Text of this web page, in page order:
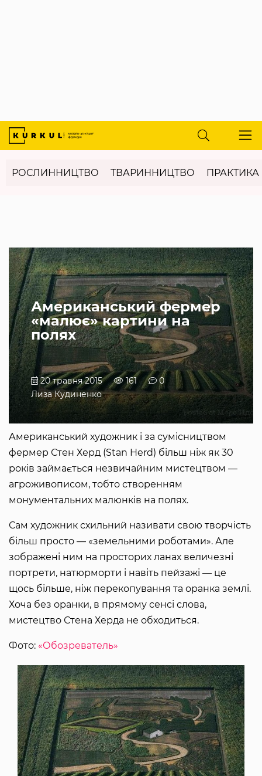
РОСЛИННИЦТВО ТВАРИННИЦТВО ПРАКТИКА
Американський фермер
«малює» картини на
полях
20 травня 2015 161
0
Лиза Кудиненко
Американський художник і за сумісництвом
фермер Стен Херд (Stan Herd) більш ніж як 30
років займається незвичайним мистецтвом —
агроживописом, тобто створенням
монументальних малюнків на полях.
Сам художник схильний називати свою творчість
більш просто — «земельними роботами». Але
зображені ним на просторих ланах величезні
портрети, натюрморти і навіть пейзажі — це
щось більше, ніж перекопування та оранка землі.
Хоча без оранки, в прямому сенсі слова,
мистецтво Стена Херда не обходиться.
Фото: «Обозреватель»